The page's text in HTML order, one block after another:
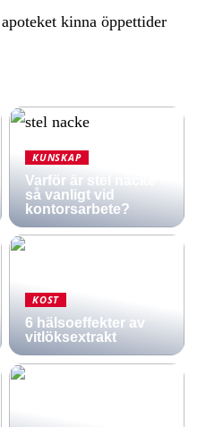
kinna öppettider
KUNSKAP
Varför är stel nacke
så vanligt vid
kontorsarbete?
KOST
6 hälsoeffekter av
vitlöksextrakt